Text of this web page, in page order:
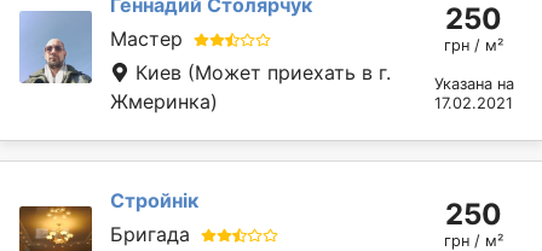
Мастер
Киев (Может приехать в г.
Жмеринка)
250
грн / м²
Указана на
17.02.2021
Стройнік
Бригада
250
грн / м²